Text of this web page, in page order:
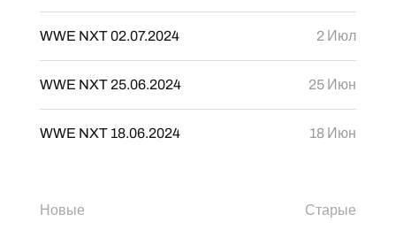
WWE NXT 02.07.2024 2 Июл
WWE NXT 25.06.2024 25 Июн
WWE NXT 18.06.2024 18 Июн
Новые Старые